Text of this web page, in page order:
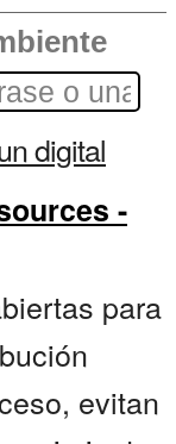
digital
-
para
evitan